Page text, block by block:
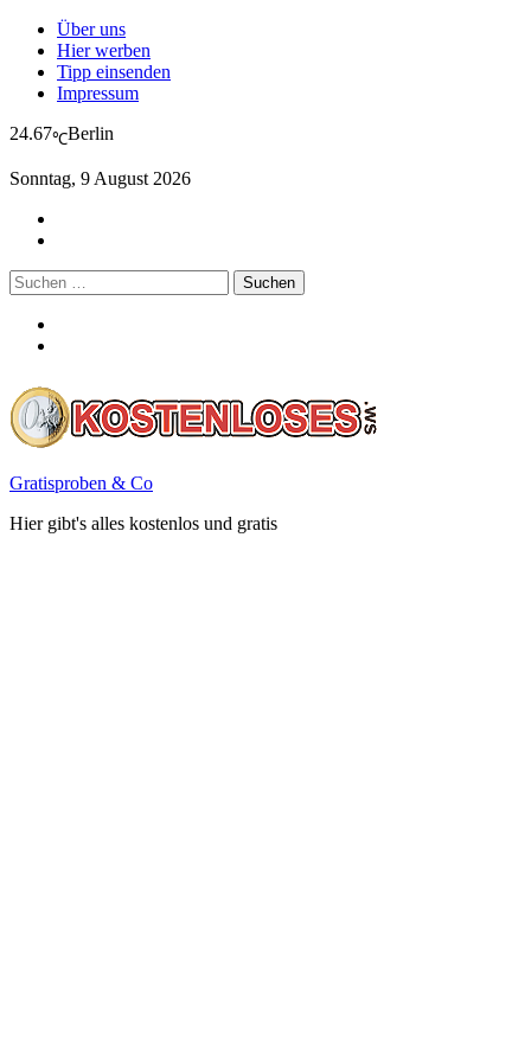
Über uns
Hier werben
Tipp einsenden
Impressum
24.67℃Berlin
Sonntag, 9 August 2026
Suchen
nach:
Gratisproben & Co
Hier gibt's alles kostenlos und gratis